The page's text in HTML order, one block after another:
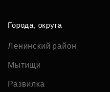
Города, округа
Ленинский район
Мытищи
Развилка